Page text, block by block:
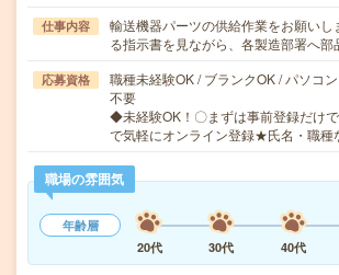
仕事内容
輸送機器パーツの供給作業をお願い
る指示書を見ながら、各製造部署へ
応募資格
職種未経験OK / ブランクOK / パソコ
不要
◆未経験OK！〇まずは事前登録だけ
で気軽にオンライン登録★氏名・職
職場の雰囲気
年齢層
20代
30代 40代